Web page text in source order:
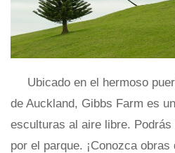
Ubicado en el hermoso
de Auckland, Gibbs Farm es
esculturas al aire libre.
por el parque. ¡Conozca